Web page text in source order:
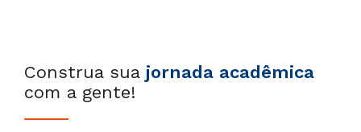
Construa sua jornada acadêmica
com a gente!